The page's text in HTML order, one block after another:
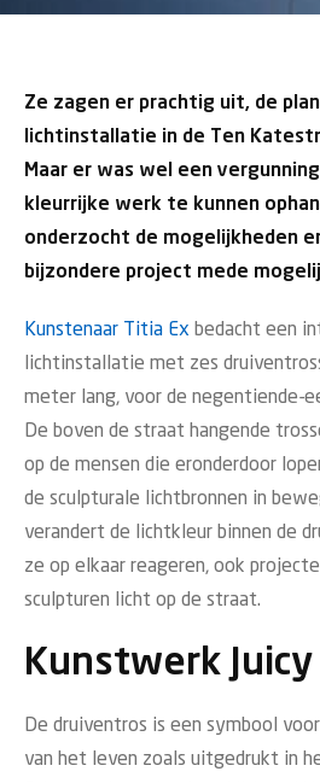
Ze zagen er prachtig uit, de
lichtinstallatie in de Ten
Maar er was wel een
kleurrijke werk te kunnen
onderzocht de mogelijkheden
bijzondere project mede
Kunstenaar Titia Ex bedacht een
lichtinstallatie met zes
meter lang, voor de negentiende-
De boven de straat hangende
op de mensen die eronderdoor
de sculpturale lichtbronnen in
verandert de lichtkleur binnen de
ze op elkaar reageren, ook
sculpturen licht op de straat.
Kunstwerk
De druiventros is een symbool
van het leven zoals uitgedrukt in